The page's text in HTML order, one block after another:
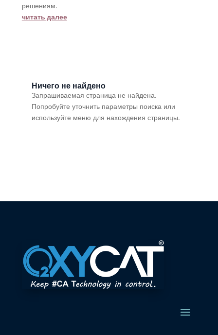
решениям.
читать далее
Ничего не найдено
Запрашиваемая страница не найдена.
Попробуйте уточнить параметры поиска или
используйте меню для нахождения страницы.